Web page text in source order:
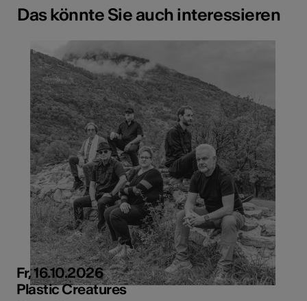
Das könnte Sie auch interessieren
Fr, 16.10.2026
Plastic Creatures